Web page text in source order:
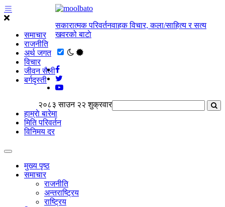
समाचार
राजनीति
अर्थ जगत
विचार
जीवन सैली
बर्गदृस्ती
सकारात्मक परिवर्तनवाहक विचार, कला/साहित्य र सत्य
खवरको बाटाे
२०८३ साउन २२ शुक्रवार
हाम्राे बारेमा
मिति परिवर्तन
विनिमय दर
मुख्य पृष्ठ
समाचार
राजनीति
अन्तराष्ट्रिय
राष्ट्रिय